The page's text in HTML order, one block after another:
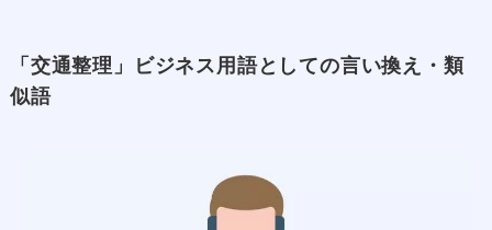
「交通整理」ビジネス用語としての言い換え・類
似語